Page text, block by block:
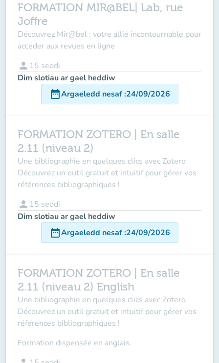
FORMATION MIR@BEL| Lab, rue
Joffre
Découvrez Mir@bel : votre allié incontournable pour
accéder aux revues en ligne
person 15 seddi
Dim slotiau ar gael heddiw
date_rangeArgaeledd nesaf:24/09/2026
FORMATION ZOTERO | En salle
2.11 (niveau 2)
Une bibliographie en quelques clics avec Zotero
Découvrez un outil gratuit et intuitif pour gérer vos
références bibliographiques !
person 15 seddi
Dim slotiau ar gael heddiw
date_rangeArgaeledd nesaf:24/09/2026
FORMATION ZOTERO | En salle
2.11 (niveau 2) English
Une bibliographie en quelques clics avec Zotero
Découvrez un outil gratuit et intuitif pour gérer vos
références bibliographiques !
Formation dispensée en anglais.